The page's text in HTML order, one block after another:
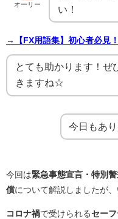
オーリー
い！
→【FX用語集】初心者必見
とても助かります！ぜ
きますね☆
今日もあ
今回は緊急事態宣言・特別
償について解説しましたが
コロナ禍で受けられるセー